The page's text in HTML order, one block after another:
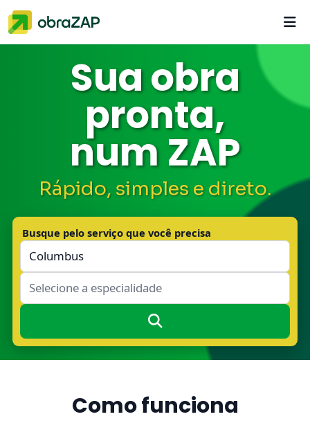
Buscar serviços
Sua obra
pronta,
num ZAP
Rápido, simples e direto.
Busque pelo serviço que você precisa
Como funciona